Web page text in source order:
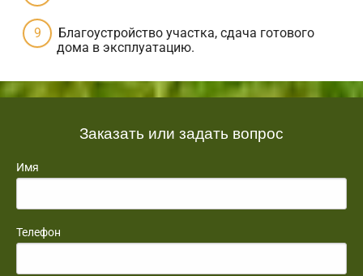
Благоустройство участка, сдача готового
дома в эксплуатацию.
Заказать или задать вопрос
Имя
Телефон